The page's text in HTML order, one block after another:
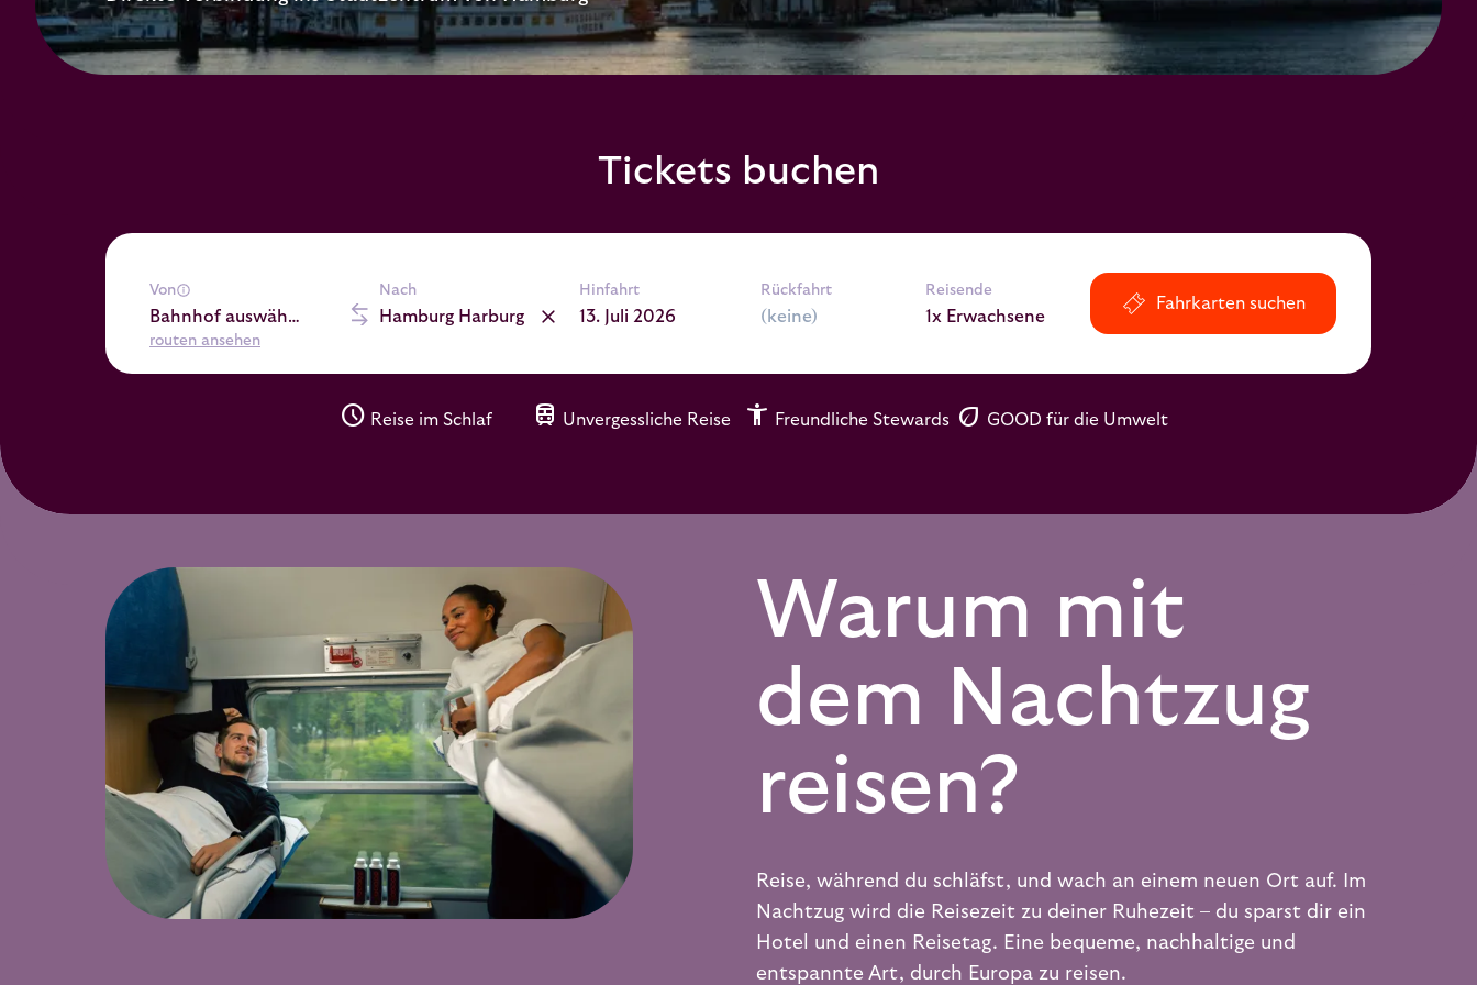
Tickets buchen
Von
Bahnhof auswählen
Nach
Hamburg Harburg
Hinfahrt Rückfahrt Reisende
1x Erwachsene
Fahrkarten suchen
routen ansehen
schedule Reise im Schlaf train Unvergessliche Reise accessibility_new Freundliche Stewards eco GOOD für die Umwelt
Warum mit
dem Nachtzug
reisen?
Reise, während du schläfst, und wach an einem neuen Ort auf. Im
Nachtzug wird die Reisezeit zu deiner Ruhezeit – du sparst dir ein
Hotel und einen Reisetag. Eine bequeme, nachhaltige und
entspannte Art, durch Europa zu reisen.